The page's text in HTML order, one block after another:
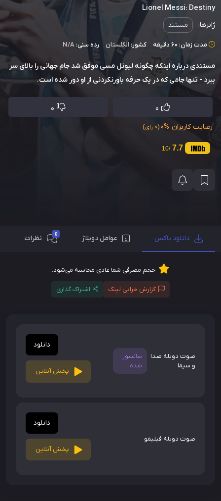
Lionel Messi: Destiny
ژانرها: مستند
مدت زمان: 60 دقیقه کشور: انگلستان رده سنی:N/A
مستندی درباره اینکه چگونه لیونل مسی موفق شد جام جهانی را بالای سر
ببرد - تنها جامی که در یک حرفه باورنکردنی از او دور شده است.
0
0
رضایت کاربران 0% (0 رای)
7.7
/10
دانلود باکس عوامل دوبلاژ 0 نظرات
حجم مصرفی شما عادی محاسبه می‌شود.
گزارش خرابی لینک اشتراک گذاری
صوت دوبله صدا
و سیما
سانسور
شده
دانلود
پخش آنلاین
صوت دوبله فیلیمو
دانلود
پخش آنلاین